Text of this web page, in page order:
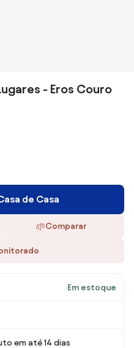
- Eros Couro
de Casa
Comparar
Em estoque
em até 14 dias